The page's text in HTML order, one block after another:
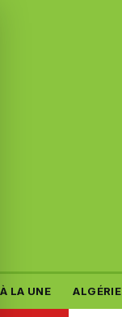
À LA UNE ALGÉRIE